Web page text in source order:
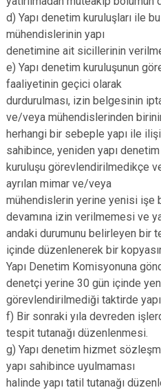
d) Yapı denetim kuruluşları ile
mühendislerinin yapı
denetimine ait sicillerinin
e) Yapı denetim kuruluşunun
faaliyetinin geçici olarak
durdurulması, izin belgesinin
ve/veya mühendislerinden
herhangi bir sebeple yapı ile
sahibince, yeniden yapı denetim
kuruluşu görevlendirilmedikçe
ayrılan mimar ve/veya
mühendislerin yerine yenisi işe
devamına izin verilmemesi ve
andaki durumunu belirleyen bir
içinde düzenlenerek bir
Yapı Denetim Komisyonuna
denetçi yerine 30 gün içinde
görevlendirilmediği taktirde
f) Bir sonraki yıla devreden
tespit tutanağı düzenlenmesi.
g) Yapı denetim hizmet
yapı sahibince uyulmaması
halinde yapı tatil tutanağı